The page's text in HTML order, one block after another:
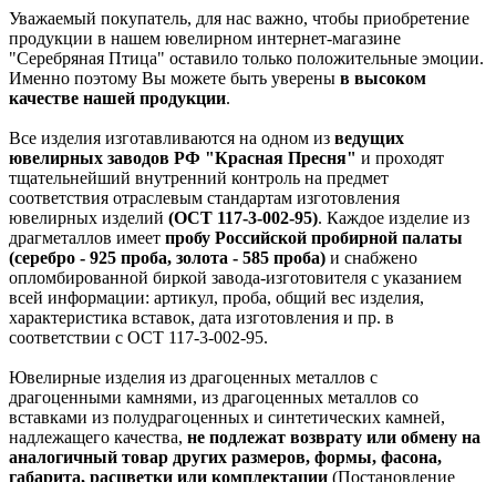
Уважаемый покупатель, для нас важно, чтобы приобретение
продукции в нашем ювелирном интернет-магазине
"Серебряная Птица" оставило только положительные эмоции.
Именно поэтому Вы можете быть уверены в высоком
качестве нашей продукции.
Все изделия изготавливаются на одном из ведущих
ювелирных заводов РФ "Красная Пресня" и проходят
тщательнейший внутренний контроль на предмет
соответствия отраслевым стандартам изготовления
ювелирных изделий (ОСТ 117-3-002-95). Каждое изделие из
драгметаллов имеет пробу Российской пробирной палаты
(серебро - 925 проба, золота - 585 проба) и снабжено
опломбированной биркой завода-изготовителя с указанием
всей информации: артикул, проба, общий вес изделия,
характеристика вставок, дата изготовления и пр. в
соответствии с ОСТ 117-3-002-95.
Ювелирные изделия из драгоценных металлов с
драгоценными камнями, из драгоценных металлов со
вставками из полудрагоценных и синтетических камней,
надлежащего качества, не подлежат возврату или обмену на
аналогичный товар других размеров, формы, фасона,
габарита, расцветки или комплектации (Постановление